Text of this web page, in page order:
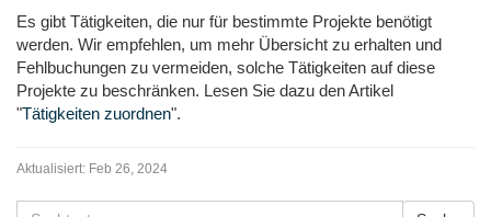
Es gibt Tätigkeiten, die nur für bestimmte Projekte benötigt
werden. Wir empfehlen, um mehr Übersicht zu erhalten und
Fehlbuchungen zu vermeiden, solche Tätigkeiten auf diese
Projekte zu beschränken. Lesen Sie dazu den Artikel
"Tätigkeiten zuordnen".
Aktualisiert: Feb 26, 2024